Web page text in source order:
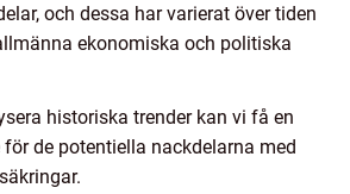
och dessa har varierat över tiden
ekonomiska och politiska
historiska trender kan vi få en
de potentiella nackdelarna med